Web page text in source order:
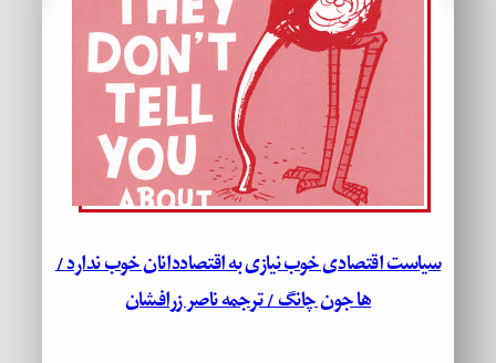
سیاست اقتصادی خوب نیازی به اقتصاددانان خوب ندارد /
ها جون چانگ / ترجمه ناصر زرافشان